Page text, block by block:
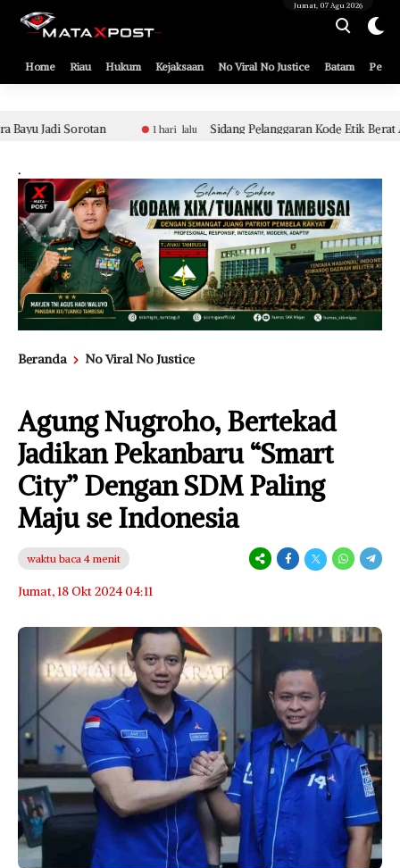
[gnpub_google_news_follow]
Home Riau Hukum Kejaksaan No Viral No Justice Batam
Jumat, 07 Agu 2026
lalu Sidang Pelanggaran Kode Etik Berat Aparat Polsek Tualang Terkait
.
Beranda No Viral No Justice
Agung Nugroho, Bertekad
Jadikan Pekanbaru “Smart
City” Dengan SDM Paling
Maju se Indonesia
waktu baca 4 menit
Jumat, 18 Okt 2024 04:11